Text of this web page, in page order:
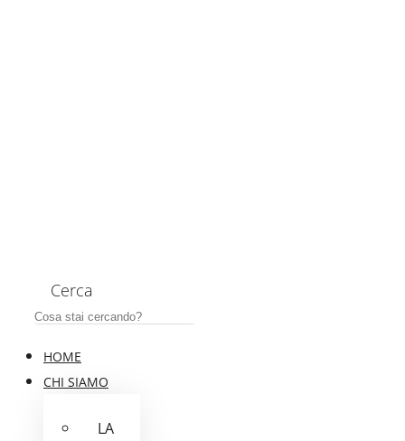
Cerca
HOME
CHI SIAMO
LA